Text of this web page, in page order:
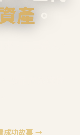
產 。
成功故事 →